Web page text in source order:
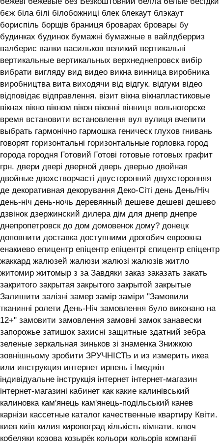
бєж біла білі білобожниці блек блекаут блэкаут
бориспіль борщів браниця броварах бровары бу
будинках будинок бумажні бумажные в вайлдберриз
валберис валки васильков великий вертикальні
вертикальные вертикальных верхнеднепровск вибір
вибрати вигляду вид видео викна винница виробника
виробництва вита виходячи від відгук. відгуки відео
відповідає відправлення. візит вікна вікнапластиковые
вікнах вікно вікном вікон віконні вінниця вольногорске
время встановити встановлення вул вулиця вчепити
выбрать гармонічно гармошка геническ глухов гнивань
говорят горизонтальні горизонтальные горловка город
города городня Готовий Готові готовые готовых графит
грн. двери двері дверной дверь дверью двойная
двойные двохстворчасті двусторонний двухсторонняя
де декоративная декорування Деко-Сіті день День/Ніч
день-ніч день-ночь деревянный дешеве дешеві дешево
дзвінок дзержинский дилера дім для днепр днепре
днепропетровск до дом домовенок дому? донецк
доповнити доставка доступними дрогобич евроокна
енакиево епицентр епіцентр епіцентрі єпицентр єпіцентр
жаккард жалюзей жалюзи жалюзі жалюзів житло
житомир житомыр з за Завдяки заказ заказать закать
закритого закрытая закрытого закрытой закрытые
Залишити залізні замер замір заміри "Замовили
тканинні ролети День-Ніч замовлення було виконано на
12+" замовити замовлення замовні замок занавески
запорожье затишок захисні защитные здатний зебра
зеленые зеркальная зиньков зі знаменка Знижкою
зовнішньому зробити ЗРУЧНІСТЬ и из измерить икеа
или инструкция интернет ирпень і ‎Імеджін
індивідуальне інструкція інтернет інтернет-магазин
інтернет-магазині кабинет как какие калинівський
калиновка кам'янець кам'янець-подільський канев
карнізи кассетные каталог качественные квартиру Квіти.
киев київ килия кировоград кількість кімнати. ключ
кобеляки козова козырёк кольори кольорів компанії